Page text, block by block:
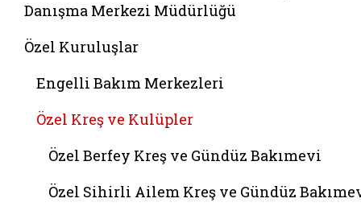
Danışma Merkezi Müdürlüğü
Özel Kuruluşlar
Engelli Bakım Merkezleri
Özel Kreş ve Kulüpler
Özel Berfey Kreş ve Gündüz Bakımevi
Özel Sihirli Ailem Kreş ve Gündüz